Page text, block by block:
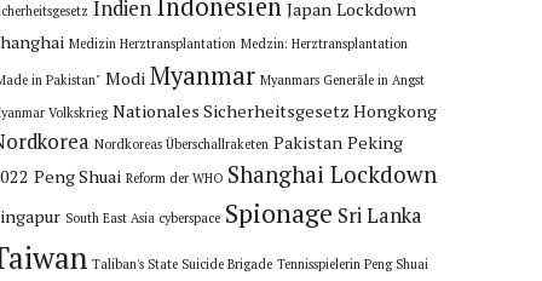
Indien Indonesien Japan Lockdown
Medizin Herztransplantation Medzin: Herztransplantation
in Pakistan" Modi Myanmar Myanmars Generäle in Angst
Volkskrieg Nationales Sicherheitsgesetz Hongkong
Nordkoreas Überschallraketen Pakistan Peking
Peng Shuai Reform der WHO Shanghai Lockdown
South East Asia cyberspace Spionage Sri Lanka
Taliban's State Suicide Brigade Tennisspielerin Peng Shuai